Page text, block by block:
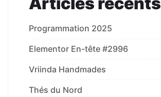
Programmation 2025
Elementor En-tête #2996
Vriinda Handmades
Thés du Nord